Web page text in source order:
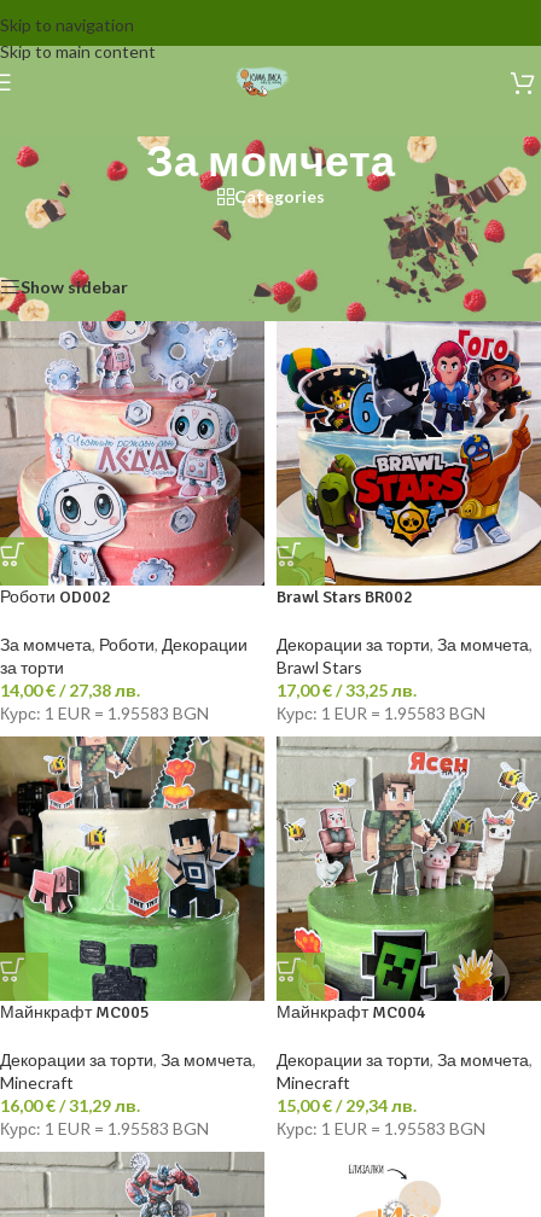
Skip to navigation
Skip to main content
За момчета
Categories
Начало/Декорации за торти/За момчета
Показване на 1–12 от 139 резултата
Show sidebar
Роботи OD002
За момчета, Роботи, Декорации
за торти
14,00€/ 27,38 лв.
Курс: 1 EUR = 1.95583 BGN
Brawl Stars BR002
Декорации за торти, За момчета,
Brawl Stars
17,00€/ 33,25 лв.
Курс: 1 EUR = 1.95583 BGN
Майнкрафт MC005
Декорации за торти, За момчета,
Minecraft
16,00€/ 31,29 лв.
Курс: 1 EUR = 1.95583 BGN
Майнкрафт MC004
Декорации за торти, За момчета,
Minecraft
15,00€/ 29,34 лв.
Курс: 1 EUR = 1.95583 BGN